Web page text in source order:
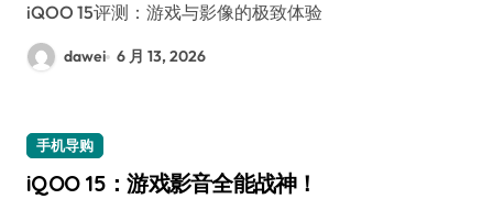
iQOO 15评测：游戏与影像的极致体验
dawei 6 月 13, 2026
手机导购
iQOO 15：游戏影音全能战神！